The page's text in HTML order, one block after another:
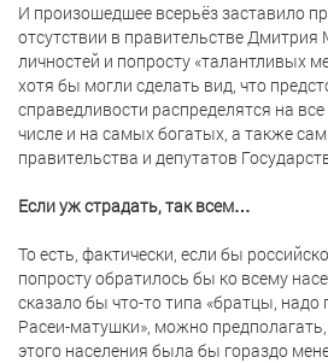
И произошедшее всерьёз заставило
отсутствии в правительстве
личностей и попросту «талантливых
хотя бы могли сделать вид, что
справедливости распределятся на
числе и на самых богатых, а также
правительства и депутатов
Если уж страдать, так всем…
То есть, фактически, если бы
попросту обратилось бы ко всему
сказало бы что-то типа «братцы, надо
Расеи-матушки», можно
этого населения была бы гораздо